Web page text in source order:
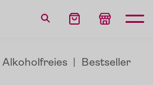
Alkoholfreies | Bestseller